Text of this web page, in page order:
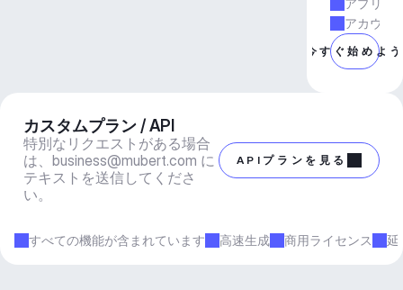
アプリと
アカウン
今すぐ始めよう
カスタムプラン / API
特別なリクエストがある場合
は、 business@mubert.com に
テキストを送信してくださ
い。
APIプランを見る
すべての機能が含まれています 高速生成 商用ライセンス 延